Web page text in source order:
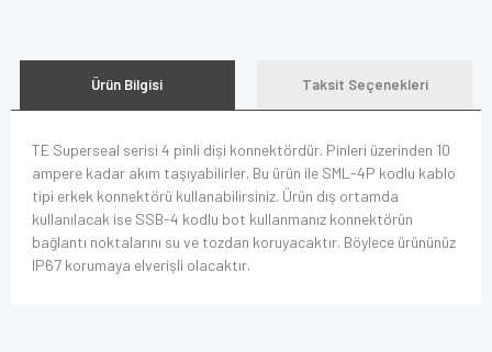
Ürün Bilgisi Taksit Seçenekleri
TE Superseal serisi 4 pinli dişi konnektördür. Pinleri üzerinden 10
ampere kadar akım taşıyabilirler. Bu ürün ile SML-4P kodlu kablo
tipi erkek konnektörü kullanabilirsiniz. Ürün dış ortamda
kullanılacak ise SSB-4 kodlu bot kullanmanız konnektörün
bağlantı noktalarını su ve tozdan koruyacaktır. Böylece ürününüz
IP67 korumaya elverişli olacaktır.